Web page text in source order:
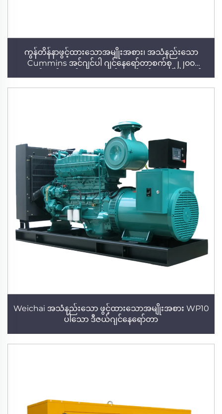
ကွန်တိန်နာဖွင့်ထားသောအမျိုးအစား၊ အသံနည်းသော
Cummins အင်ဂျင်ပါ ဂျင်နေရော်တာစက်စု ၂၂၀၀
Weichai အသံနည်းသော ဖွင့်ထားသောအမျိုးအစား WP10
ပါသော ဒီဇယ်ဂျင်နေရော်တာ